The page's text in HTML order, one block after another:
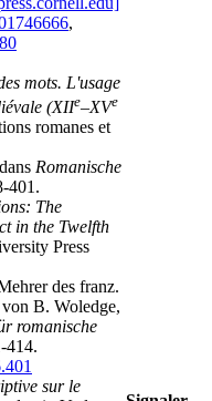
,
mots. L'usage
(XIIe–XVe
romanes et
Romanische
401.
The
in the Twelfth
Press
des franz.
B. Woledge,
romanische
414.
sur le